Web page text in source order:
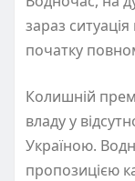
зараз
початку
Колишній
владу у
Україною.
пропозицією